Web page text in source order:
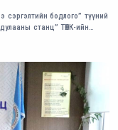
бодлого” түүний
станц” ТӨХК-ийн
нэг зуухаар өргөтгөх